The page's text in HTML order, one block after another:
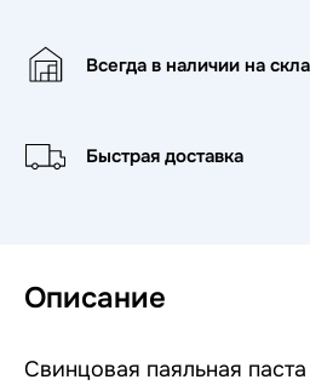
Всегда в наличии на
Быстрая доставка
Описание
Свинцовая паяльная